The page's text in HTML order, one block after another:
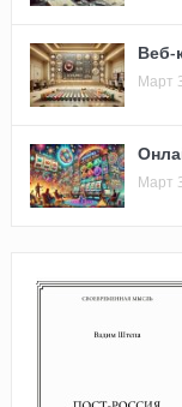
Веб-
Март
Март